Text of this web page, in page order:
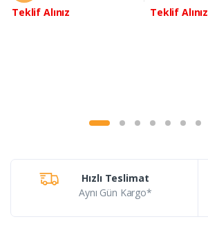
Teklif Alınız Teklif Alınız
Hızlı Teslimat
Aynı Gün Kargo*